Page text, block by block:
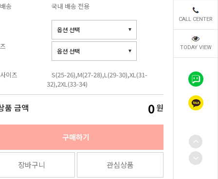
CALL CENTER
TODAY VIEW
송
국내 배송 전용
이즈
S(25-26),M(27-28),L(29-30),XL(31-
32),2XL(33-34)
품 금액 0 원
구매하기
장바구니 관심상품